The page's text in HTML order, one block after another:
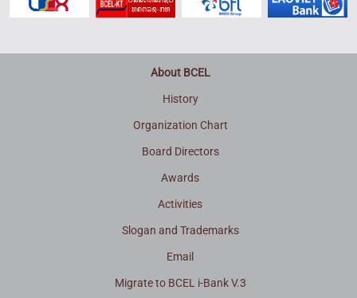
About BCEL
History
Organization Chart
Board Directors
Awards
Activities
Slogan and Trademarks
Email
Migrate to BCEL i-Bank V.3